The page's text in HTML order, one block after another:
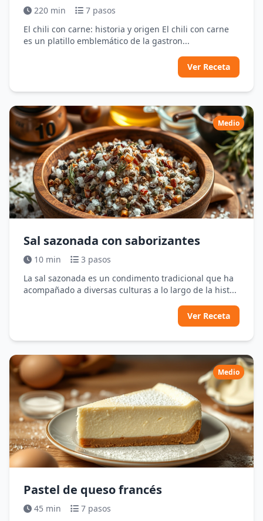
220 min
7 pasos
El chili con carne: historia y origen El chili con carne
es un platillo emblemático de la gastron...
Ver Receta
Medio
Sal sazonada con saborizantes
10 min
3 pasos
La sal sazonada es un condimento tradicional que ha
acompañado a diversas culturas a lo largo de la hist...
Ver Receta
Medio
Pastel de queso francés
45 min
7 pasos